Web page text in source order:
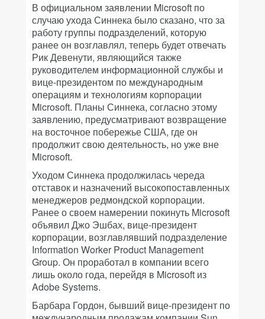
В официальном заявлении Microsoft по
случаю ухода Синнека было сказано, что за
работу группы подразделений, которую
ранее он возглавлял, теперь будет отвечать
Рик Девенути, являющийся также
руководителем информационной службы и
вице-президентом по международным
операциям и технологиям корпорации
Microsoft. Планы Синнека, согласно этому
заявлению, предусматривают возвращение
на восточное побережье США, где он
продолжит свою деятельность, но уже вне
Microsoft.
Уходом Синнека продолжилась череда
отставок и назначений высокопоставленных
менеджеров редмондской корпорации.
Ранее о своем намерении покинуть Microsoft
объявил Джо Эшбах, вице-президент
корпорации, возглавлявший подразделение
Information Worker Product Management
Group. Он проработал в компании всего
лишь около года, перейдя в Microsoft из
Adobe Systems.
Барбара Гордон, бывший вице-президент по